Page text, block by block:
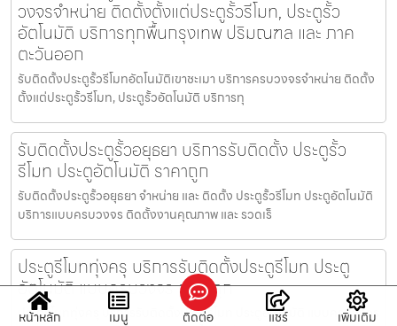
วงจรจำหน่าย ติดตั้งตั้งแต่ประตูรั้วรีโมท, ประตูรั้ว
อัตโนมัติ บริการทุกพื้นกรุงเทพ ปริมณฑล และ ภาค
ตะวันออก
รับติดตั้งประตูรั้วรีโมทอัตโนมัติเขาชะเมา บริการครบวงจรจำหน่าย ติดตั้ง
ตั้งแต่ประตูรั้วรีโมท, ประตูรั้วอัตโนมัติ บริการทุ
รับติดตั้งประตูรั้วอยุธยา บริการรับติดตั้ง ประตูรั้ว
รีโมท ประตูอัตโนมัติ ราคาถูก
รับติดตั้งประตูรั้วอยุธยา จำหน่าย และ ติดตั้ง ประตูรั้วรีโมท ประตูอัตโนมัติ
บริการแบบครบวงจร ติดตั้งงานคุณภาพ และ รวดเร็
ประตูรีโมททุ่งครุ บริการรับติดตั้งประตูรีโมท ประตู
อัตโนมัติ แบบครบวงจร ราคาถูก
ประตูรีโมททุ่งครุ บริการรับติดตั้งประตูรีโมท ประตูอัตโนมัติ แบบครบวงจร
หน้าหลัก เมนู ติดต่อ แชร์ เพิ่มเติม